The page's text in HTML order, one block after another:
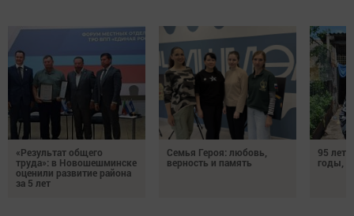
«Результат общего
труда»: в Новошешминске
оценили развитие района
за 5 лет
Семья Героя: любовь,
верность и память
95 лет
годы,